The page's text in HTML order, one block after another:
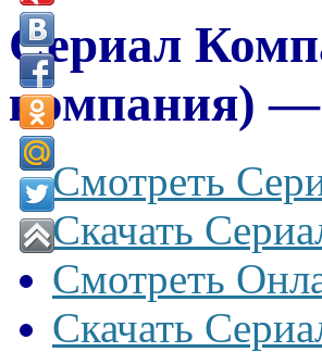
Сериал
компания) —
Смотреть
Скачать
Смотреть
Скачать